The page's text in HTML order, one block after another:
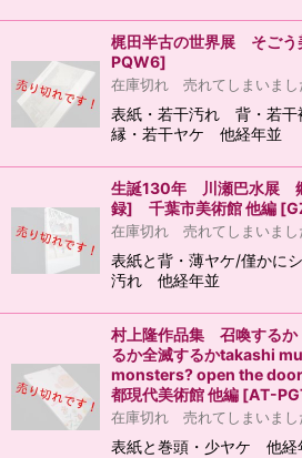
梶田半古の世界展 そごう
PQW6]
在庫切れ 売れてしまいまし
表紙・若干汚れ 背・若
縁・若干ヤケ 他経年並
生誕130年 川瀬巴水展
録] 千葉市美術館 他編 [
在庫切れ 売れてしまいまし
表紙と背・薄ヤケ/僅かに
汚れ 他経年並
村上隆作品集 召喚するか
るか全滅するかtakashi
monsters? open the
都現代美術館 他編 [AT-
在庫切れ 売れてしまいまし
表紙と巻頭・少ヤケ 他経